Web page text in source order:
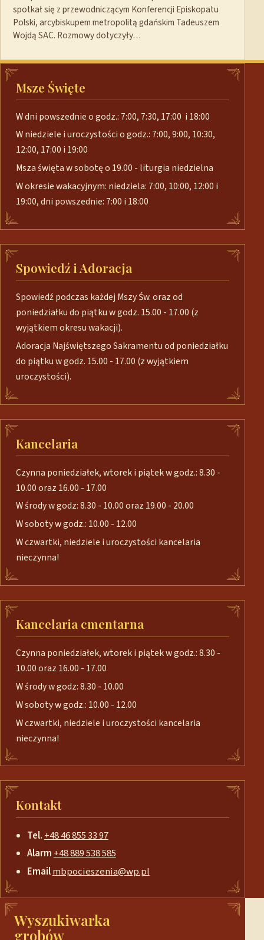
spotkał się z przewodniczącym Konferencji Episkopatu
Polski, arcybiskupem metropolitą gdańskim Tadeuszem
Wojdą SAC. Rozmowy dotyczyły…
Msze Święte
W dni powszednie o godz.: 7:00, 7:30, 17:00 i 18:00
W niedziele i uroczystości o godz.: 7:00, 9:00, 10:30,
12:00, 17:00 i 19:00
Msza święta w sobotę o 19.00 - liturgia niedzielna
W okresie wakacyjnym: niedziela: 7:00, 10:00, 12:00 i
19:00, dni powszednie: 7:00 i 18:00
Spowiedź i Adoracja
Spowiedź podczas każdej Mszy Św. oraz od
poniedziałku do piątku w godz. 15.00 - 17.00 (z
wyjątkiem okresu wakacji).
Adoracja Najświętszego Sakramentu od poniedziałku
do piątku w godz. 15.00 - 17.00 (z wyjątkiem
uroczystości).
Kancelaria
Czynna poniedziałek, wtorek i piątek w godz.: 8.30 -
10.00 oraz 16.00 - 17.00
W środy w godz: 8.30 - 10.00 oraz 19.00 - 20.00
W soboty w godz.: 10.00 - 12.00
W czwartki, niedziele i uroczystości kancelaria
nieczynna!
Kancelaria cmentarna
Czynna poniedziałek, wtorek i piątek w godz.: 8.30 -
10.00 oraz 16.00 - 17.00
W środy w godz: 8.30 - 10.00
W soboty w godz.: 10.00 - 12.00
W czwartki, niedziele i uroczystości kancelaria
nieczynna!
Kontakt
Tel. +48 46 855 33 97
Alarm+48 889 538 585
Emailmbpocieszenia@wp.pl
Wyszukiwarka
grobów